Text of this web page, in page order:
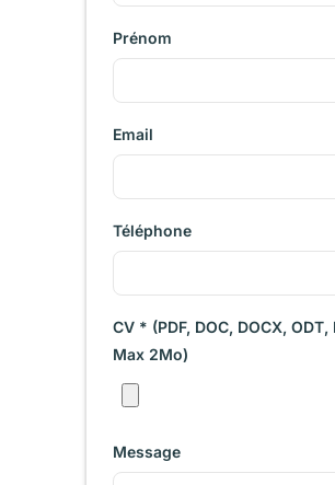
Prénom
Email
Téléphone
CV * (PDF, DOC, DOCX, ODT,
Max 2Mo)
Message